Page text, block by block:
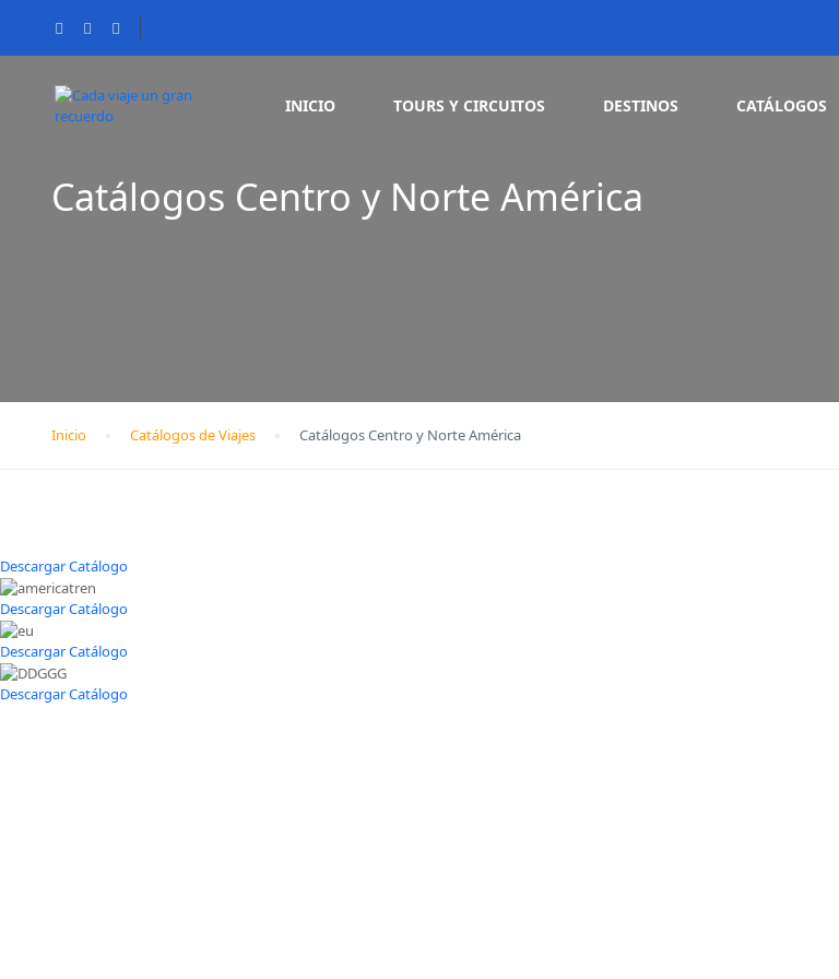
INICIO TOURS Y CIRCUITOS DESTINOS CATÁLOGOS
Catálogos Centro y Norte América
Inicio Catálogos de Viajes Catálogos Centro y Norte América
Descargar Catálogo
Descargar Catálogo
Descargar Catálogo
Descargar Catálogo